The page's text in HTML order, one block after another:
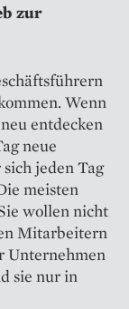
zur
Wenn
entdecken
neue
sich jeden Tag
meisten
wollen nicht
Mitarbeitern
Unternehmen
sie nur in